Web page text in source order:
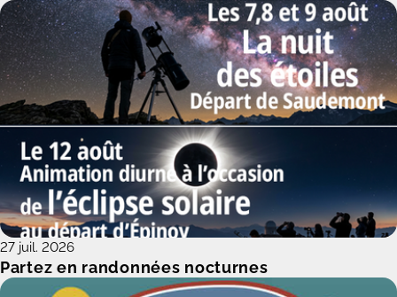
Partez en randonnées nocturnes
27 juil. 2026